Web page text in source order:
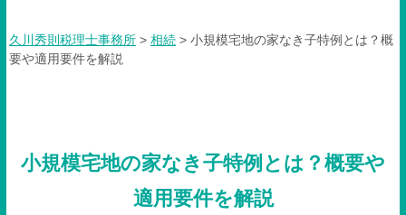
久川秀則税理士事務所 > 相続 > 小規模宅地の家なき子特例とは？概
要や適用要件を解説
小規模宅地の家なき子特例とは？概要や
適用要件を解説